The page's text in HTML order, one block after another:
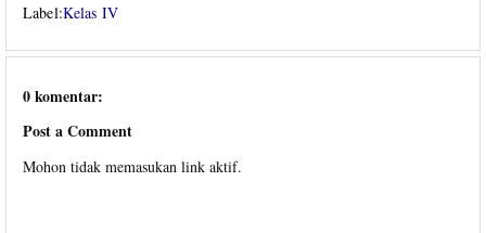
Label:Kelas IV
0 komentar:
Post a Comment
Mohon tidak memasukan link aktif.